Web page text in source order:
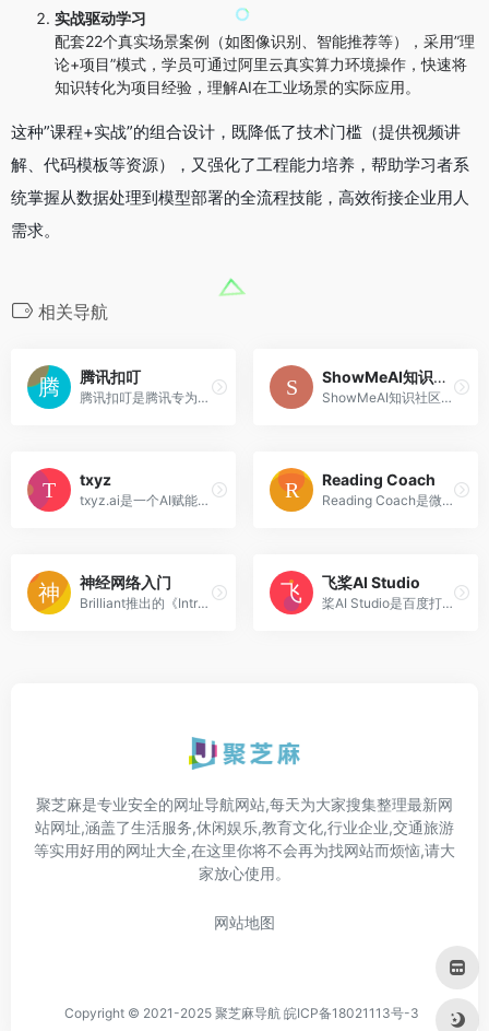
实战驱动学习
配套22个真实场景案例（如图像识别、智能推荐等），采用”理
论+项目”模式，学员可通过阿里云真实算力环境操作，快速将
知识转化为项目经验，理解AI在工业场景的实际应用。
这种”课程+实战”的组合设计，既降低了技术门槛（提供视频讲
解、代码模板等资源），又强化了工程能力培养，帮助学习者系
统掌握从数据处理到模型部署的全流程技能，高效衔接企业用人
需求。
相关导航
腾讯扣叮
腾讯扣叮是腾讯专为6-18岁青...
ShowMeAI知识社区
ShowMeAI知识社区是一个专注...
txyz
txyz.ai是一个AI赋能的学术研...
Reading Coach
Reading Coach是微软开发的免...
神经网络入门
Brilliant推出的《Introducti...
飞桨AI Studio
桨AI Studio是百度打造的云端...
聚芝麻是专业安全的网址导航网站,每天为大家搜集整理最新网
站网址,涵盖了生活服务,休闲娱乐,教育文化,行业企业,交通旅游
等实用好用的网址大全,在这里你将不会再为找网站而烦恼,请大
家放心使用。
网站地图
Copyright © 2021-2025 聚芝麻导航 皖ICP备18021113号-3